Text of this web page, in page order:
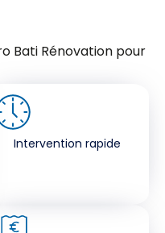
Bati Rénovation pour
Intervention rapide